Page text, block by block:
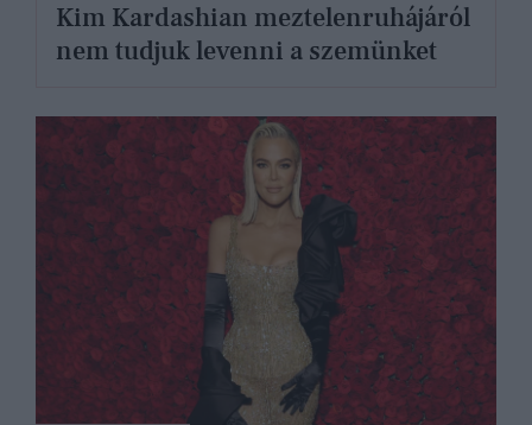
Kim Kardashian meztelenruhájáról
nem tudjuk levenni a szemünket